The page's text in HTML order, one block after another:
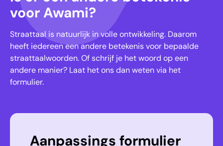
voor Awami?
Straattaal is natuurlijk in volle ontwikkeling. Daarom
heeft iedereen een andere betekenis voor bepaalde
straattaalwoorden. Of schrijf je het woord op een
andere manier? Laat het ons dan weten via het
formulier.
Aanpassings formulier